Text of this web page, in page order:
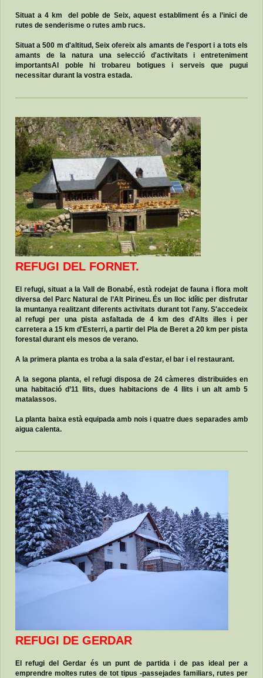
Situat a 4 km del poble de Seix, aquest establiment és a l’inici de
rutes de senderisme o rutes amb rucs.
Situat a 500 m d'altitud, Seix ofereix als amants de l'esport i a tots els
amants de la natura una selecció d'activitats i entreteniment
importantsAl poble hi trobareu botigues i serveis que pugui
necessitar durant la vostra estada.
REFUGI DEL FORNET.
El refugi, situat a la Vall de Bonabé, està rodejat de fauna i flora molt
diversa del Parc Natural de l’Alt Pirineu. És un lloc idílic per disfrutar
la muntanya realitzant diferents activitats durant tot l'any. S'accedeix
al refugi per una pista asfaltada de 4 km des d'Alts illes i per
carretera a 15 km d'Esterri, a partir del Pla de Beret a 20 km per pista
forestal durant els mesos de verano.
A la primera planta es troba a la sala d'estar, el bar i el restaurant.
A la segona planta, el refugi disposa de 24 càmeres distribuïdes en
una habitació d’11 llits, dues habitacions de 4 llits i un alt amb 5
matalassos.
La planta baixa està equipada amb nois i quatre dues separades amb
aigua calenta.
REFUGI DE GERDAR
El refugi del Gerdar és un punt de partida i de pas ideal per a
emprendre moltes rutes de tot tipus -passejades familiars, rutes per